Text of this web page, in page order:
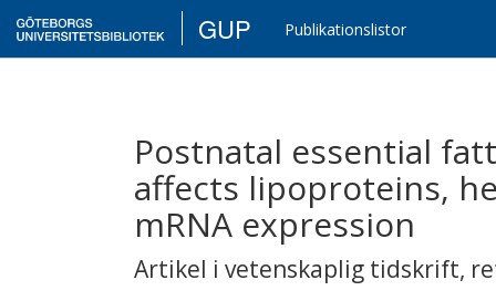
GUP Publikationslistor
Postnatal essential
affects lipoproteins,
mRNA expression
Artikel i vetenskaplig tidskrift,